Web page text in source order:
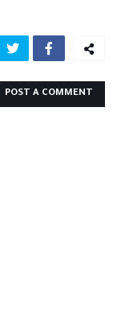
POST A COMMENT